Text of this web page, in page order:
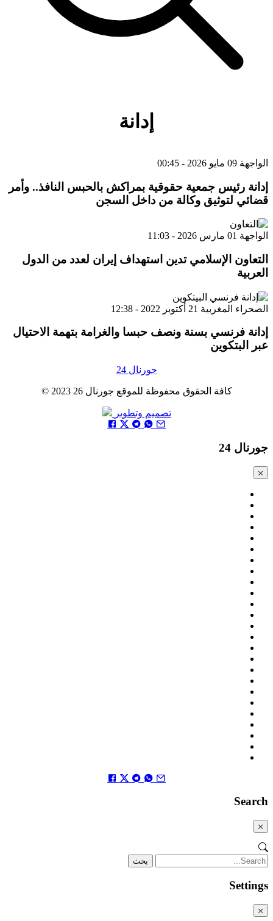
إدانة
الواجهة 09 مايو 2026 - 00:45
إدانة رئيس جمعية حقوقية بمراكش بالحبس النافذ.. وأمر
قضائي لتوثيق وكالة من داخل السجن
الواجهة 01 مارس 2026 - 11:03
التعاون الإسلامي تدين استهداف إيران لعدد من الدول
العربية
الصحراء المغربية 21 أكتوبر 2022 - 12:38
إدانة فرنسي بسنة ونصف حبسا والغرامة بتهمة الاحتيال
عبر البتكوين
جورنال 24
كافة الحقوق محفوظة للموقع جورنال 26 2023 ©
تصميم وتطوير
جورنال 24
Close
modal
Search
Close
Label
بحث
Settings
x